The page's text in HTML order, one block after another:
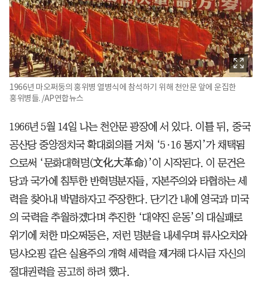
1966년 마오쩌둥의 홍위병 열병식에 참석하기 위해 천안문 앞에 운집한
홍위병들. /AP연합뉴스
1966년 5월 14일 나는 천안문 광장에 서 있다. 이틀 뒤, 중국
공산당 중앙정치국 확대회의를 거쳐 ‘5·16 통지’가 채택됨
으로써 ‘문화대혁명(文化大革命)’이 시작된다. 이 문건은
당과 국가에 침투한 반혁명분자들, 자본주의와 타협하는 세
력을 찾아내 박멸하자고 주장한다. 단기간 내에 영국과 미국
의 국력을 추월하겠다며 추진한 ‘대약진 운동’의 대실패로
위기에 처한 마오쩌둥은, 저런 명분을 내세우며 류사오치와
덩샤오핑 같은 실용주의 개혁 세력을 제거해 다시금 자신의
절대권력을 공고히 하려 했다.